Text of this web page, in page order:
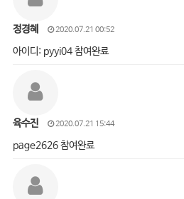
정경혜 2020.07.21 00:52
아이디: pyyi04 참여완료
육수진 2020.07.21 15:44
page2626 참여완료